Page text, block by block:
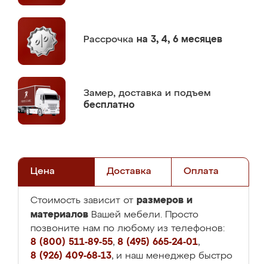
Рассрочка на 3, 4, 6 месяцев
Замер, доставка и подъем
бесплатно
Цена Доставка Оплата
Стоимость зависит от размеров и
материалов Вашей мебели. Просто
позвоните нам по любому из телефонов:
8 (800) 511-89-55, 8 (495) 665-24-01,
8 (926) 409-68-13, и наш менеджер быстро